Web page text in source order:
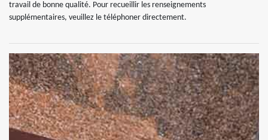
travail de bonne qualité. Pour recueillir les renseignements
supplémentaires, veuillez le téléphoner directement.